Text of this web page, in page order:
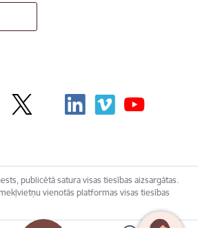
publicētā satura visas tiesības aizsargātas.
vienotās platformas visas tiesības